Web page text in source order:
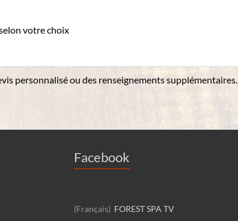
votre choix
personnalisé oudes renseignements supplémentaires.
Facebook
(Français) FOREST SPA TV